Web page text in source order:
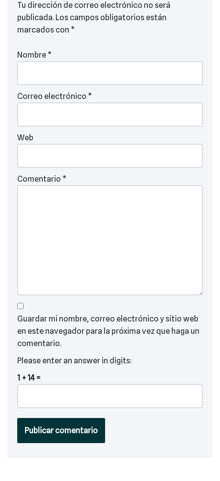
Tu dirección de correo electrónico no será
publicada. Los campos obligatorios están
marcados con *
Nombre *
Correo electrónico *
Web
Comentario *
Guardar mi nombre, correo electrónico y sitio web
en este navegador para la próxima vez que haga un
comentario.
Please enter an answer in digits:
1 + 14 =